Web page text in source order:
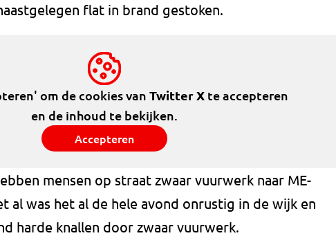
flat in brand gestoken.
om de cookies van Twitter Xte accepteren
en de inhoud te bekijken.
Accepteren
mensen op straat zwaar vuurwerk naar ME-
al was het al de hele avond onrustig in de wijk en
harde knallen door zwaar vuurwerk.